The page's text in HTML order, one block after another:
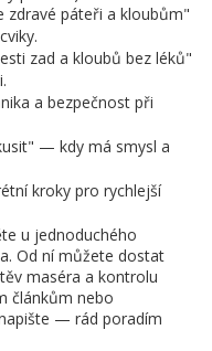
zdravé páteři a kloubům"
zad a kloubů bez léků"
a bezpečnost při
— kdy má smysl a
kroky pro rychlejší
u jednoduchého
Od ní můžete dostat
maséra a kontrolu
článkům nebo
— rád poradím